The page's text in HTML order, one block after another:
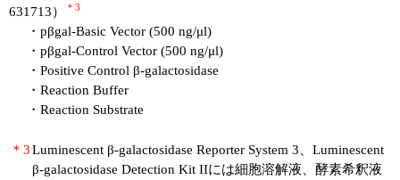
631713）
＊3
・pβgal-Basic Vector (500 ng/μl)
・pβgal-Control Vector (500 ng/μl)
・Positive Control β-galactosidase
・Reaction Buffer
・Reaction Substrate
＊3Luminescent β-galactosidase Reporter System 3、Luminescent
β-galactosidase Detection Kit IIには細胞溶解液、酵素希釈液